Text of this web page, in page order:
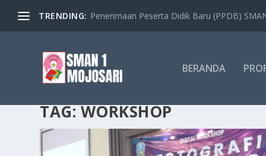
TRENDING: Penerimaan Peserta Didik Baru (PPDB)
BERANDA
TAG:WORKSHOP